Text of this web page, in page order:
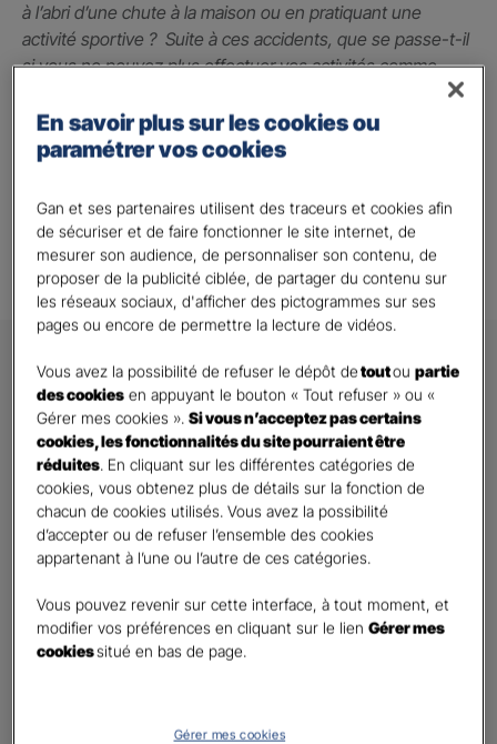
à l’abri d’une chute à la maison ou en pratiquant une
activité sportive ? Suite à ces accidents, que se passe-t-il
si vous ne pouvez plus effectuer vos activités comme
contrat qui peut vous indemniser à hauteur du préjudice
subi grâce à un capital qui vous permet de faire face
Alison A.
DEMANDE DE DEVIS
Prenez 2 minutes pour remplir ce rapide questionnaire afin
que l’agence sélectionnée vous recontacte rapidement
pour finaliser l’étude précise de votre besoin
GAN ASSURANCES BEAUVAIS JACOBINS
Information sur votre besoin :
Qui souhaitez-vous protéger ?*
En savoir plus sur les cookies ou
paramétrer vos cookies
Gan et ses partenaires utilisent des traceurs et cookies afin
de sécuriser et de faire fonctionner le site internet, de
mesurer son audience, de personnaliser son contenu, de
proposer de la publicité ciblée, de partager du contenu sur
les réseaux sociaux, d'afficher des pictogrammes sur ses
pages ou encore de permettre la lecture de vidéos.
Vous avez la possibilité de refuser le dépôt detoutoupartie
des cookies en appuyant le bouton « Tout refuser » ou «
Gérer mes cookies ».Si vous n’acceptez pas certains
cookies, les fonctionnalités du site pourraient être
réduites. En cliquant sur les différentes catégories de
cookies, vous obtenez plus de détails sur la fonction de
chacun de cookies utilisés. Vous avez la possibilité
d’accepter ou de refuser l’ensemble des cookies
appartenant à l’une ou l’autre de ces catégories.
Vous pouvez revenir sur cette interface, à tout moment, et
modifier vos préférences en cliquant sur le lienGérer mes
cookiessitué en bas de page.
Gérer mes cookies